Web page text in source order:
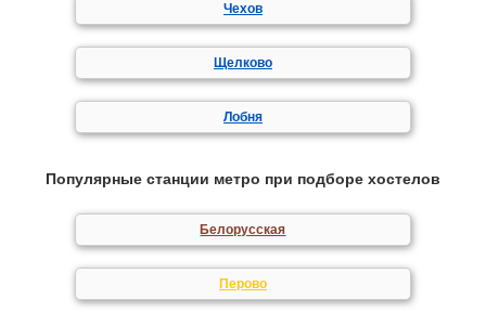
Чехов
Щелково
Лобня
Популярные станции метро при подборе хостелов
Белорусская
Перово